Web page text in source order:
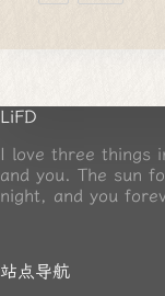
LiFD
I love three things
and you. The sun
night, and you
站点导航